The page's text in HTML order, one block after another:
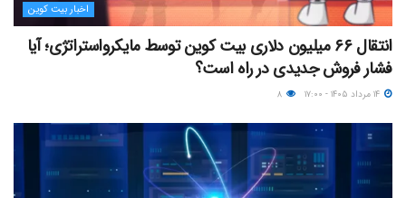
اخبار بیت کوین
انتقال ۶۶ میلیون دلاری بیت کوین توسط مایکرواستراتژی؛ آیا
فشار فروش جدیدی در راه است؟